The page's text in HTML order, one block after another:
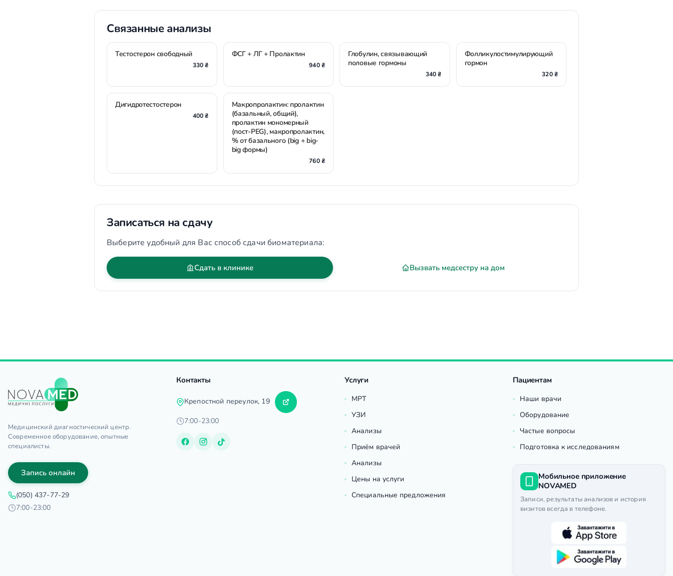
Связанные анализы
Тестостерон свободный
330 ₴
ФСГ + ЛГ + Пролактин
940 ₴
Глобулин, связывающий
половые гормоны
340 ₴
Фолликулостимулирующий
гормон
320 ₴
Дигидротестостерон
400 ₴
Макропролактин: пролактин
(базальный, общий),
пролактин мономерный
(пост-PEG), макропролактин,
% от базального (big + big-
big формы)
760 ₴
Записаться на сдачу
Выберите удобный для Вас способ сдачи биоматериала:
Сдать в клинике Вызвать медсестру на дом
Медицинский диагностический центр.
Современное оборудование, опытные
специалисты.
Запись онлайн
(050) 437-77-29
7:00-23:00
Контакты
Крепостной переулок, 19
7:00-23:00
Услуги
МРТ
УЗИ
Анализы
Приём врачей
Анализы
Цены на услуги
Специальные предложения
Пациентам
Наши врачи
Оборудование
Частые вопросы
Подготовка к исследованиям
Мобильное приложение
NOVAMED
Записи, результаты анализов и история
визитов всегда в телефоне.